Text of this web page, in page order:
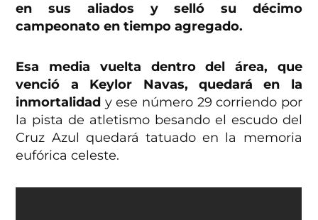
en sus aliados y selló su décimo
campeonato en tiempo agregado.
Esa media vuelta dentro del área, que
venció a Keylor Navas, quedará en la
inmortalidad y ese número 29 corriendo por
la pista de atletismo besando el escudo del
Cruz Azul quedará tatuado en la memoria
eufórica celeste.